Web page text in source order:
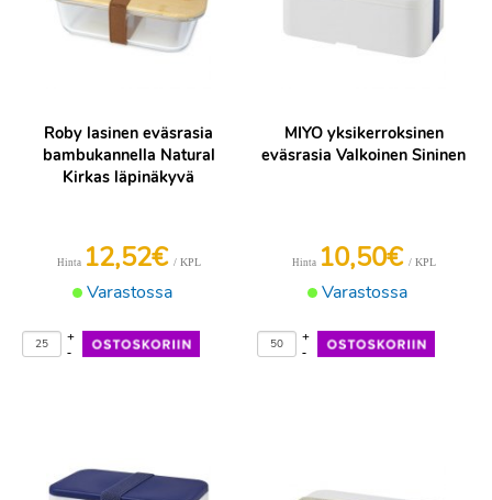
Roby lasinen eväsrasia
bambukannella Natural
Kirkas läpinäkyvä
Varastossa
Hinta 12,52€ / KPL
-
+
MIYO yksikerroksinen
eväsrasia Valkoinen Sininen
Varastossa
Hinta 10,50€ / KPL
-
+